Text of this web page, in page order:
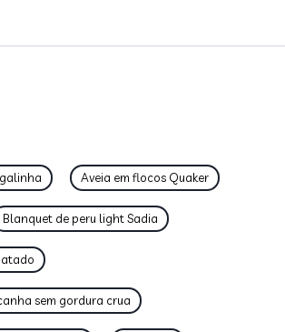
Aveia em flocos Quaker
Blanquet de peru light Sadia
sem gordura crua